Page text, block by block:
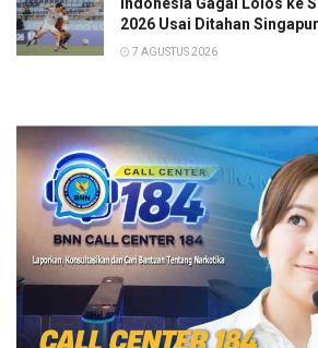
2026 Usai Ditahan
7 AGUSTUS 2026